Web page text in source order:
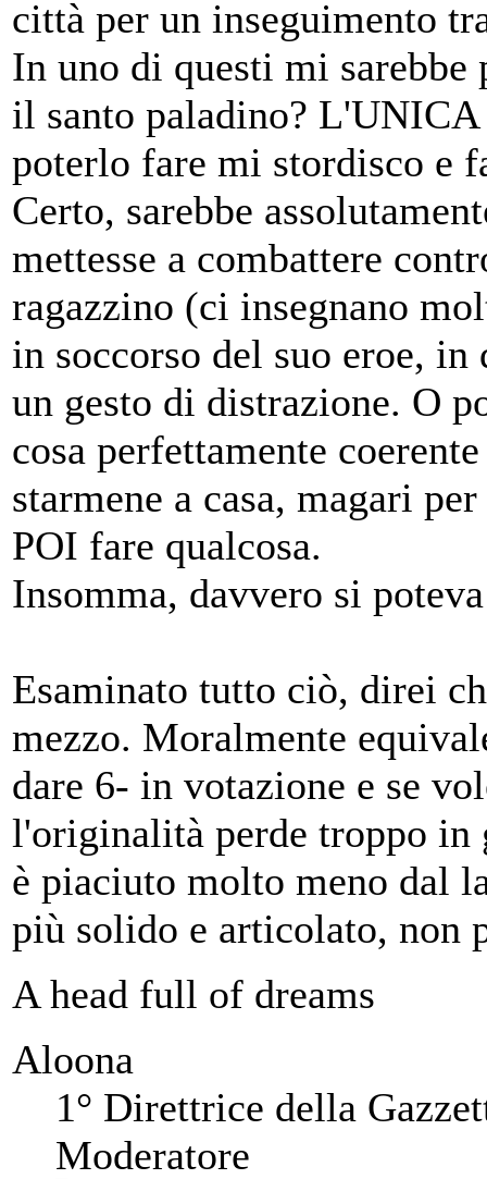
città per un inseguimento
In uno di questi mi sarebbe
il santo paladino?
poterlo fare mi stordisco e
Certo, sarebbe
mettesse a combattere
ragazzino (ci insegnano
in soccorso del suo eroe,
un gesto di distrazione. O
cosa perfettamente
starmene a casa, magari
POI fare qualcosa.
Insomma, davvero si
Esaminato tutto ciò, direi
mezzo. Moralmente
dare 6- in votazione e se
l'originalità perde troppo
è piaciuto molto meno dal
più solido e articolato, non
A head full of dreams
Aloona
1° Direttrice della
Moderatore